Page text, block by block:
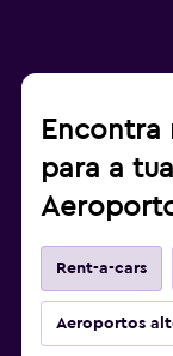
Encontra
para a
Rent-a-cars
Aeroportos